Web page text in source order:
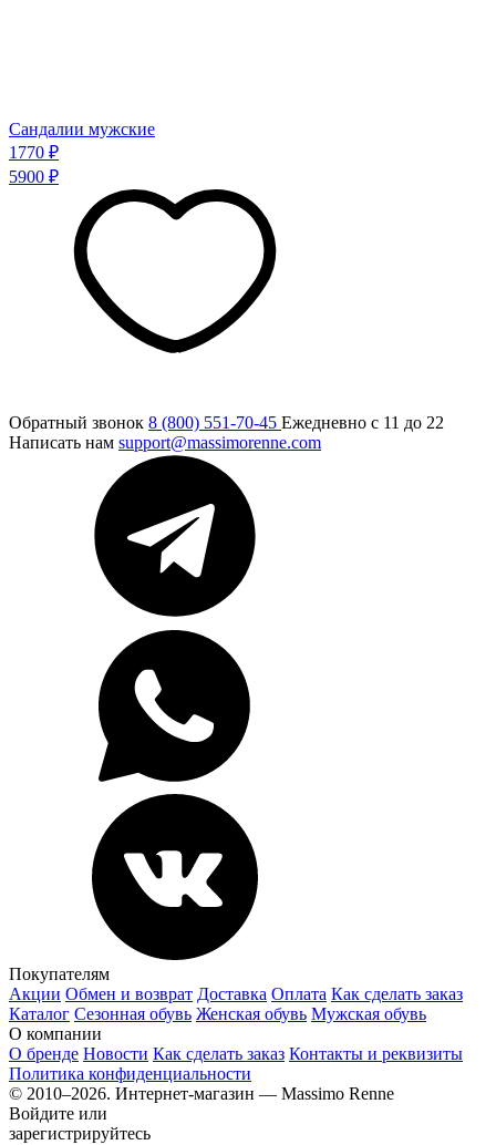
Сандалии мужские
1770 ₽
5900 ₽
Обратный звонок 8 (800) 551-70-45 Ежедневно с 11 до 22
Написать нам support@massimorenne.com
Покупателям
Акции Обмен и возврат Доставка Оплата Как сделать заказ
Каталог Сезонная обувь Женская обувь Мужская обувь
О компании
О бренде Новости Как сделать заказ Контакты и реквизиты
Политика конфиденциальности
© 2010–2026. Интернет-магазин — Massimo Renne
Войдите или
зарегистрируйтесь